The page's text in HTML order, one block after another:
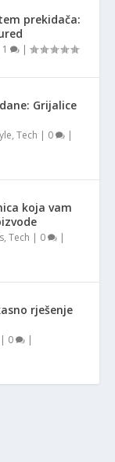
prekidača:
1 |
Grijalice
,Tech | 0 |
koja vam
,Tech | 0 |
rješenje
| 0 |